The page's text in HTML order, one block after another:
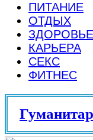
ПИТАНИЕ
ОТДЫХ
ЗДОРОВЬЕ
КАРЬЕРА
СЕКС
ФИТНЕС